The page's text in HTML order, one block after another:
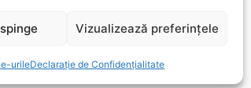
Vizualizează preferințele
urileDeclarație de Confidențialitate
ului trombocitelor intr-un interval
manevra regionala chiar